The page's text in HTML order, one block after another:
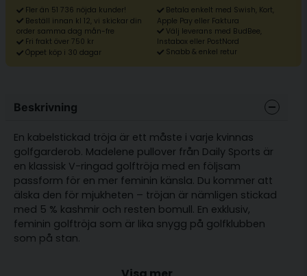
Fler än 51 736 nöjda kunder!
Beställ innan kl 12, vi skickar din
order samma dag mån-fre
Fri frakt över 750 kr
Öppet köp i 30 dagar
Betala enkelt med Swish, Kort,
Apple Pay eller Faktura
Välj leverans med BudBee,
Instabox eller PostNord
Snabb & enkel retur
Beskrivning
En kabelstickad tröja är ett måste i varje kvinnas
golfgarderob. Madelene pullover från Daily Sports är
en klassisk V-ringad golftröja med en följsam
passform för en mer feminin känsla. Du kommer att
älska den för mjukheten – tröjan är nämligen stickad
med 5 % kashmir och resten bomull. En exklusiv,
feminin golftröja som är lika snygg på golfklubben
som på stan.